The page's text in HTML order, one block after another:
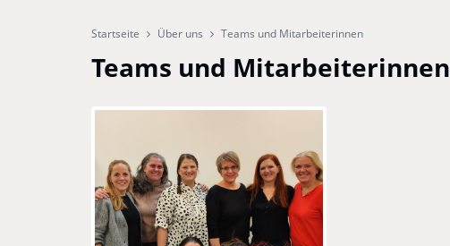
Startseite Über uns Teams und Mitarbeiterinnen
Teams und Mitarbeiterinnen